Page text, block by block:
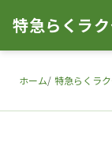
特急らくラ
ホーム 特急らくラ